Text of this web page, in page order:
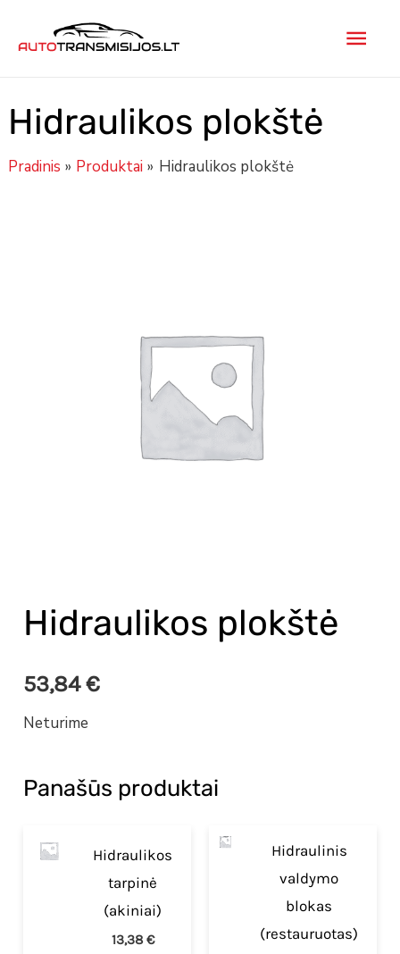
prie
Hidraulikos plokštė
Pradinis Produktai Hidraulikos plokštė
Hidraulikos plokštė
53,84€
Neturime
Panašūs produktai
Hidraulikos
tarpinė
(akiniai)
13,38€
Hidraulinis
valdymo
blokas
(restauruotas)